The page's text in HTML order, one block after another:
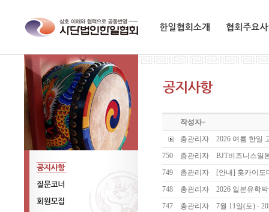
공지사항
질문코너
작성자
총관리자
2026 여름 한일
750
총관리자
BJT비즈니스일
749
총관리자
[안내] 홋카이도
748
총관리자
2026 일본유학
747
총관리자
7월 11일(토) -